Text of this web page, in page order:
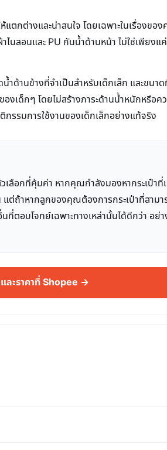
ตกต่างและน่าสนใจ โดยเฉพาะในเรื่อง
นลอนและ PU กันน้ำด้านหน้า ไม่ใช่เพีย
ด้านข้างที่จำเป็นสำหรับเด็กเล็ก และขนา
เด็กๆ โดยไม่สร้างภาระด้านน้ำหนักหรือค
กรรมการใช้งานของเด็กเล็กอย่างแท้จริง
เลือกที่คุ้มค่า หากคุณกำลังมองหากระเป๋า
แต่ถ้าหากลูกของคุณต้องการกระเป๋าที่สา
ตอบโจทย์เฉพาะทางเหล่านั้นได้ดีกว่า อย่
ละราคาที่ Shopee →